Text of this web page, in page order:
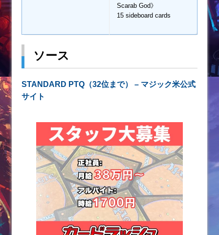
Scarab God》
15 sideboard cards
ソース
STANDARD PTQ（32位まで） – マジック米公式
サイト